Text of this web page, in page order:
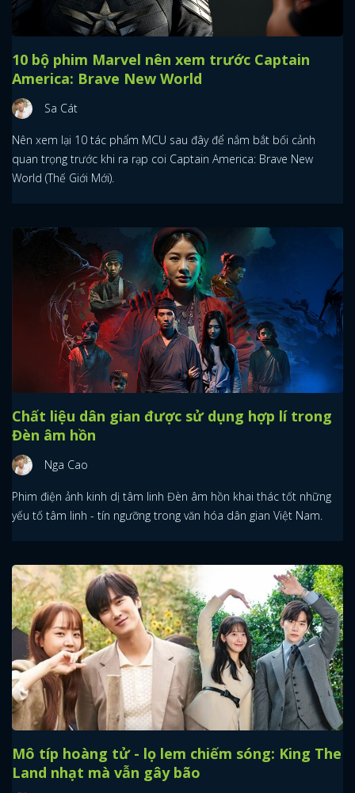
10 bộ phim Marvel nên xem trước Captain
America: Brave New World
Sa Cát
Nên xem lại 10 tác phẩm MCU sau đây để nắm bắt bối cảnh
quan trọng trước khi ra rạp coi Captain America: Brave New
World (Thế Giới Mới).
Chất liệu dân gian được sử dụng hợp lí trong
Đèn âm hồn
Nga Cao
Phim điện ảnh kinh dị tâm linh Đèn âm hồn khai thác tốt những
yếu tố tâm linh - tín ngưỡng trong văn hóa dân gian Việt Nam.
Mô típ hoàng tử - lọ lem chiếm sóng: King The
Land nhạt mà vẫn gây bão